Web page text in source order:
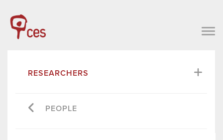
RESEARCHERS
PEOPLE